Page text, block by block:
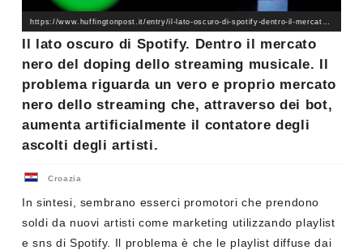
https://www.huffingtonpost.it/entry/il-lato-oscuro-di-spotify-dentro-il-mercato-nero-de[…]usicale_it_6009ae66c5b6efae62ffe2f8?utm_hp_ref=it-homepage
Il lato oscuro di Spotify. Dentro il mercato
nero del doping dello streaming musicale. Il
problema riguarda un vero e proprio mercato
nero dello streaming che, attraverso dei bot,
aumenta artificialmente il contatore degli
ascolti degli artisti.
Croazia
In sintesi, sembrano esserci promotori che prendono
soldi da nuovi artisti come marketing utilizzando playlist
e sns di Spotify. Il problema è che le playlist diffuse dai